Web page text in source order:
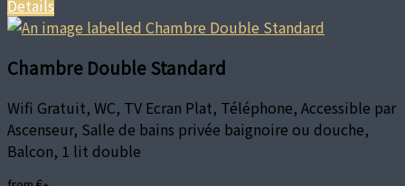
Details
Chambre Double Standard
Wifi Gratuit, WC, TV Ecran Plat, Téléphone, Accessible par
Ascenseur, Salle de bains privée baignoire ou douche,
Balcon, 1 lit double